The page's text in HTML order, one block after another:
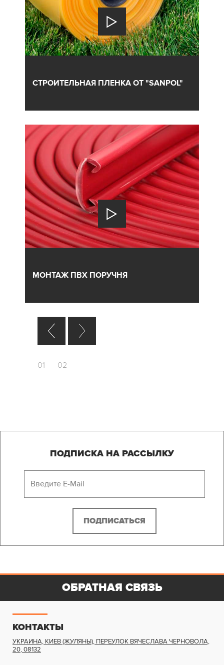
СТРОИТЕЛЬНАЯ ПЛЕНКА ОТ "SANPOL"
МОНТАЖ ПВХ ПОРУЧНЯ
01 02
ПОДПИСКА НА РАССЫЛКУ
КОНТАКТЫ
УКРАИНА, КИЕВ (ЖУЛЯНЫ), ПЕРЕУЛОК ВЯЧЕСЛАВА ЧЕРНОВОЛА,
20,08132
ОБРАТНАЯ СВЯЗЬ